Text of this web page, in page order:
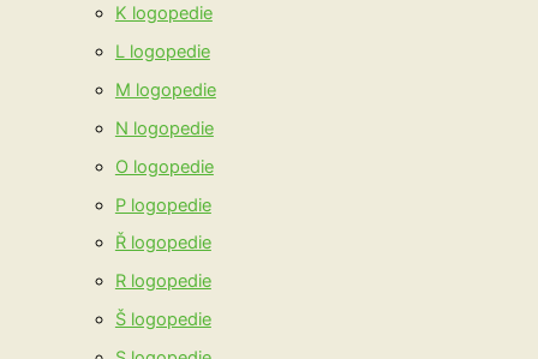
K logopedie
L logopedie
M logopedie
N logopedie
O logopedie
P logopedie
Ř logopedie
R logopedie
Š logopedie